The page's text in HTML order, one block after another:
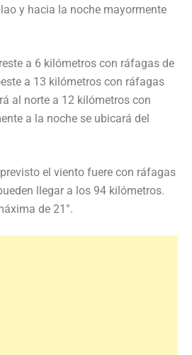
y hacia la noche mayormente
a 6 kilómetros con ráfagas de
a 13 kilómetros con ráfagas
al norte a 12 kilómetros con
a la noche se ubicará del
el viento fuere con ráfagas
llegar a los 94 kilómetros.
de 21°.